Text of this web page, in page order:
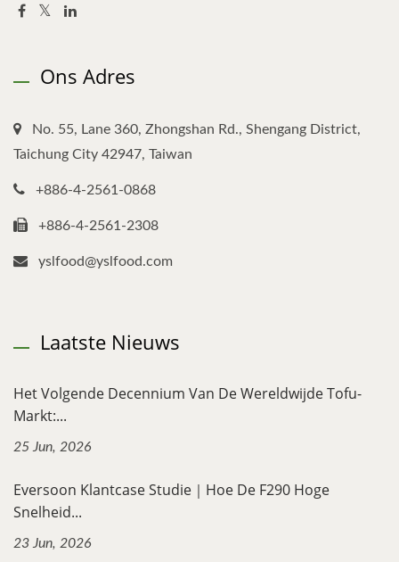
Ons Adres
No. 55, Lane 360, Zhongshan Rd., Shengang District,
Taichung City 42947, Taiwan
+886-4-2561-0868
+886-4-2561-2308
yslfood@yslfood.com
Laatste Nieuws
Het Volgende Decennium Van De Wereldwijde Tofu-
Markt:...
25 Jun, 2026
Eversoon Klantcase Studie｜Hoe De F290 Hoge
Snelheid...
23 Jun, 2026